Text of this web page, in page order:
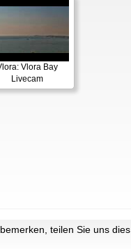
Vlora Bay
Livecam
teilen Sie uns dies